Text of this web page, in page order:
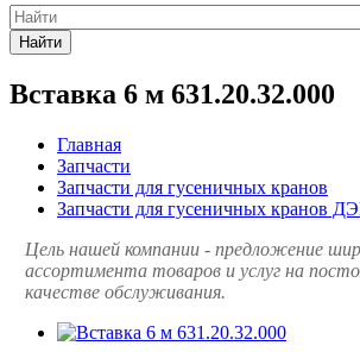
Найти
Вставка 6 м 631.20.32.000
Главная
Запчасти
Запчасти для гусеничных кранов
Запчасти для гусеничных кранов
Цель нашей компании - предложение
ассортимента товаров и услуг на
качестве обслуживания.